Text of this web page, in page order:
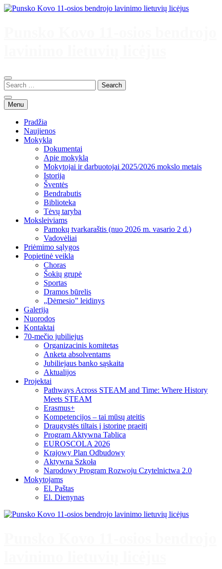
Skip
Menu
Pradžia
Naujienos
Mokykla
Dokumentai
Apie mokyklą
Mokytojai ir darbuotojai 2025/2026 mokslo metais
Istorija
Šventės
Bendrabutis
Biblioteka
Tėvų taryba
Moksleiviams
Pamokų tvarkaraštis (nuo 2026 m. vasario 2 d.)
Vadovėliai
Priėmimo sąlygos
Popietinė veikla
Choras
Šokių grupė
Sportas
Dramos būrelis
„Dėmesio” leidinys
Galerija
Nuorodos
Kontaktai
70-mečio jubiliejus
Organizacinis komitetas
Anketa absolventams
Jubiliejaus banko sąskaita
Aktualijos
Projektai
Pathways Across STEAM and Time: Where History
Meets STEAM
Erasmus+
Kompetencijos – tai mūsų ateitis
Draugystės tiltais į istorinę praeitį
Program Aktywna Tablica
EUROSCOLA 2026
Krajowy Plan Odbudowy
Aktywna Szkoła
Narodowy Program Rozwoju Czytelnictwa 2.0
Mokytojams
El. Paštas
El. Dienynas